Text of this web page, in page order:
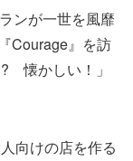
ンが一世を風靡
Courage』を訪
懐かしい！」
向けの店を作る